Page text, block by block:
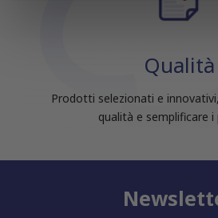
informazioni sul modo in cui utilizzi
nostri partner che si occupano di
con altre informazioni che haiQualità
Prodotti selezionati e
qualità e semplificare i